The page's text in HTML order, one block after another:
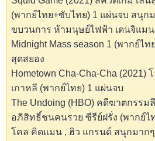
(พากย์ไทย+ซับไทย) 1 แผ่นจบ สนุก
ขบวนการ ห้ามนุษย์ไฟฟ้า เดนจิแม
Midnight Mass season 1 (พากย์ไ
สุดสยอง
Hometown Cha-Cha-Cha
เกาหลี (พากย์ไทย) 1 แผ่นจบ
The Undoing (HBO) คดีฆาตกรรม
อภิสิทธิ์ชนคนรวย ซีรีย์ฝรั่ง (พากย์ไ
โคล คิดแมน , ฮิว แกรนด์ สนุกมาก